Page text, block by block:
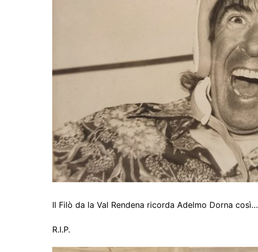
Il Filò da la Val Rendena ricorda Adelmo Dorna così…
R.I.P.